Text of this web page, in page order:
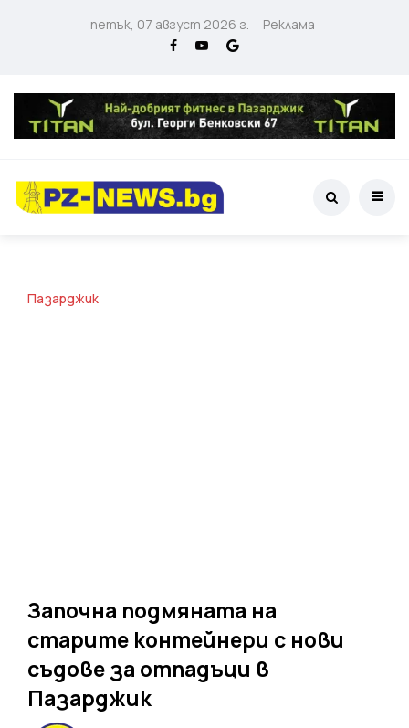
петък, 07 август 2026 г. Реклама
Пазарджик
Започна подмяната на
старите контейнери с нови
съдове за отпадъци в
Пазарджик